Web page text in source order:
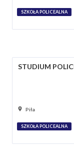
SZKOŁA POLICEALNA
STUDIUM
Piła
SZKOŁA POLICEALNA